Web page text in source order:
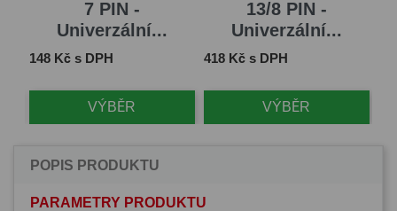
7 PIN -
Univerzální...
Cena
148 Kč s DPH
VÝBĚR
13/8 PIN -
Univerzální...
Cena
418 Kč s DPH
VÝBĚR
POPIS PRODUKTU
PARAMETRY PRODUKTU